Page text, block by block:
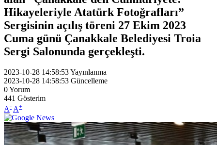
Hikayeleriyle Atatürk Fotoğrafları”
Sergisinin açılış töreni 27 Ekim 2023
Cuma günü Çanakkale Belediyesi Troia
Sergi Salonunda gerçekleşti.
2023-10-28 14:58:53Yayınlanma
2023-10-28 14:58:53 Güncelleme
0Yorum
441 Gösterim
A- A+